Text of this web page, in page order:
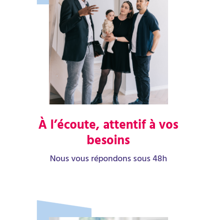
À l’écoute, attentif à vos
besoins
Nous vous répondons sous 48h